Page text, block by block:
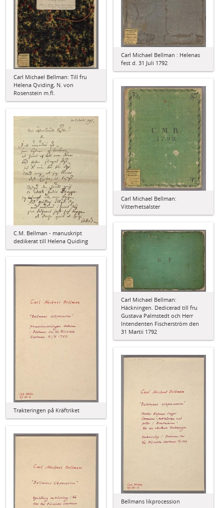
Carl Michael Bellman: Till fru
Helena Qviding, N. von
Rosenstein m.fl.
Carl Michael Bellman : Helenas
fest d. 31 Juli 1792
Carl Michael Bellman:
Vitterhetsalster
C.M. Bellman - manuskript
dedikerat till Helena Quiding
Carl Michael Bellman:
Häckningen. Dedicerad till fru
Gustava Palmstedt och Herr
Intendenten Fischerström den
31 Martii 1792
Trakteringen på Kräftriket
Bellmans likprocession